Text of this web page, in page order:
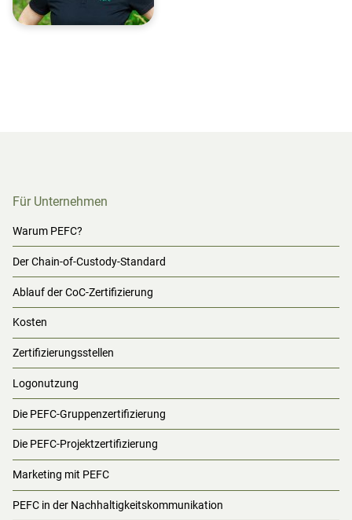
Für Unternehmen
Warum PEFC?
Der Chain-of-Custody-Standard
Ablauf der CoC-Zertifizierung
Kosten
Zertifizierungsstellen
Logonutzung
Die PEFC-Gruppenzertifizierung
Die PEFC-Projektzertifizierung
Marketing mit PEFC
PEFC in der Nachhaltigkeitskommunikation